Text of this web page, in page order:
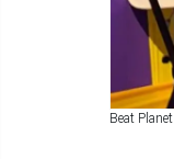
Beat